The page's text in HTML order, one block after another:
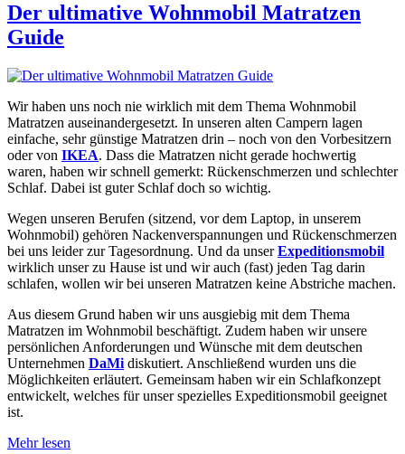
Der ultimative Wohnmobil Matratzen
Guide
Wir haben uns noch nie wirklich mit dem Thema Wohnmobil
Matratzen auseinandergesetzt. In unseren alten Campern lagen
einfache, sehr günstige Matratzen drin – noch von den Vorbesitzern
oder von IKEA. Dass die Matratzen nicht gerade hochwertig
waren, haben wir schnell gemerkt: Rückenschmerzen und schlechter
Schlaf. Dabei ist guter Schlaf doch so wichtig.
Wegen unseren Berufen (sitzend, vor dem Laptop, in unserem
Wohnmobil) gehören Nackenverspannungen und Rückenschmerzen
bei uns leider zur Tagesordnung. Und da unserExpeditionsmobil
wirklich unser zu Hause ist und wir auch (fast) jeden Tag darin
schlafen, wollen wir bei unseren Matratzen keine Abstriche machen.
Aus diesem Grund haben wir uns ausgiebig mit dem Thema
Matratzen im Wohnmobil beschäftigt. Zudem haben wir unsere
persönlichen Anforderungen und Wünsche mit dem deutschen
Unternehmen DaMi diskutiert. Anschließend wurden uns die
Möglichkeiten erläutert. Gemeinsam haben wir ein Schlafkonzept
entwickelt, welches für unser spezielles Expeditionsmobil geeignet
ist.
Mehr lesen